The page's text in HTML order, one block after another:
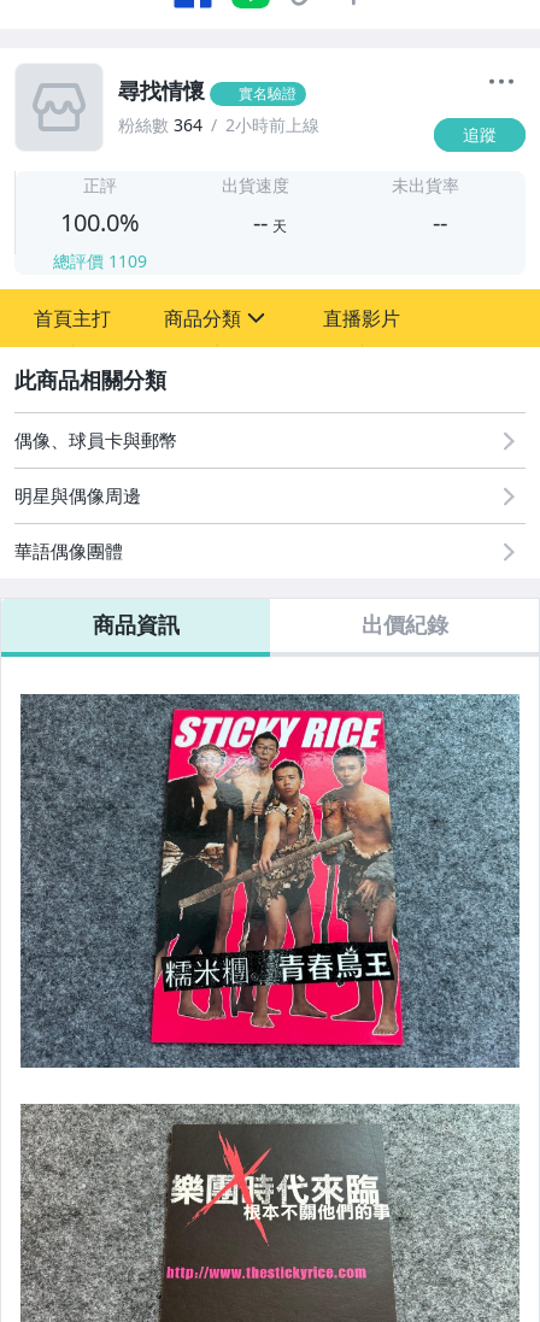
尋找情懷 實名驗證
粉絲數 364 2小時前上線 追蹤
正評
100.0%
總評價 1109
出貨速度
-- 天
未出貨率
--
首頁主打 商品分類
圖書/影音/文具
偶像、球員卡與郵幣
直播影片
偶像、球員卡與郵幣
明星與偶像周邊
華語偶像團體
商品資訊 出價紀錄